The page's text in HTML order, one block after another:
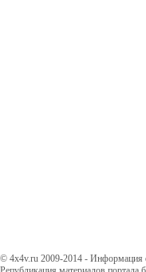
© 4x4v.ru 2009-2014 - Информация о